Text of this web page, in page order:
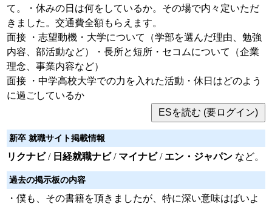
て。・休みの日は何をしているか。その場で内々定いただ
きました。交通費全額もらえます。
面接 ・志望動機・大学について（学部を選んだ理由、勉強
内容、部活動など）・長所と短所・セコムについて（企業
理念、事業内容など）
面接 ・中学高校大学での力を入れた活動・休日はどのよう
に過ごしているか
新卒 就職サイト掲載情報
リクナビ/ 日経就職ナビ/ マイナビ/ エン・ジャパン など。
過去の掲示板の内容
・僕も、その書籍を頂きましたが、特に深い意味はばいよ